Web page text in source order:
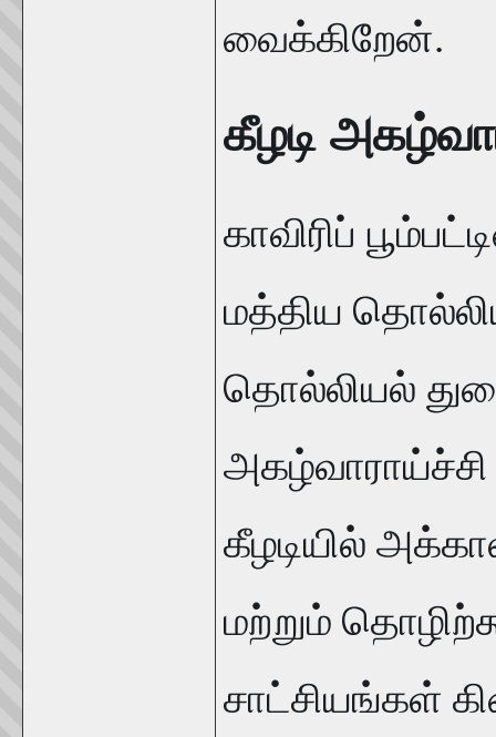
வைக்கிறேன்.
கீழடி
காவிரிப்
மத்திய
தொல்லியல்
கீழடியில்
மற்றும்
சாட்சியங்கள்